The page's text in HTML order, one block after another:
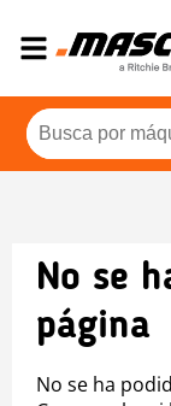
No se
página
No se ha